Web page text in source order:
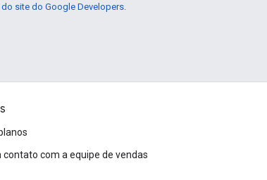
site do Google Developers
contato com a equipe de vendas